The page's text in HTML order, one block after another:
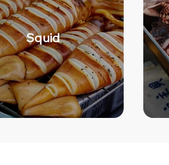
Squid